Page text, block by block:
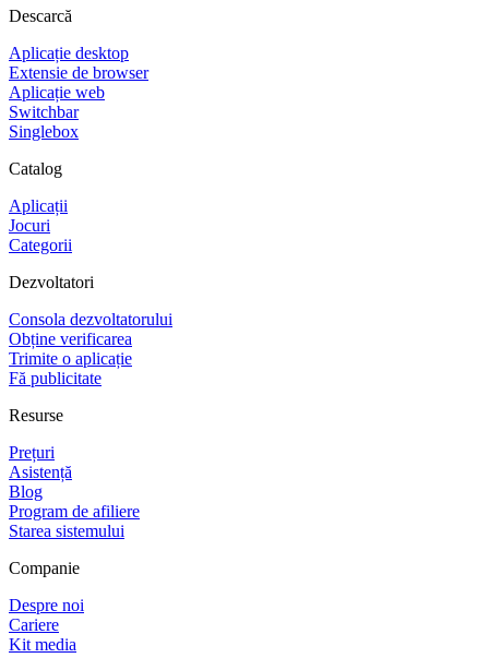
Descarcă
Aplicație desktop
Extensie de browser
Aplicație web
Switchbar
Singlebox
Catalog
Aplicații
Jocuri
Categorii
Dezvoltatori
Consola dezvoltatorului
Obține verificarea
Trimite o aplicație
Fă publicitate
Resurse
Prețuri
Asistență
Blog
Program de afiliere
Starea sistemului
Companie
Despre noi
Cariere
Kit media